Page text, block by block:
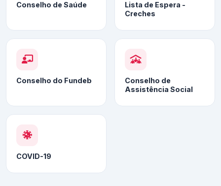
Conselho de Saúde
Lista de Espera -
Creches
Conselho do Fundeb
Conselho de
Assistência Social
COVID-19